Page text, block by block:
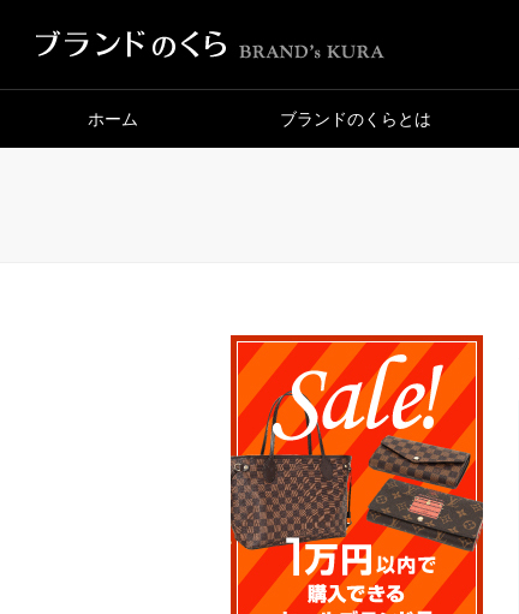
ホーム ブランドのくらとは